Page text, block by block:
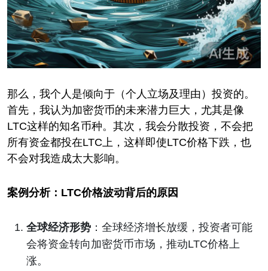
那么，我个人是倾向于（个人立场及理由）投资的。
首先，我认为加密货币的未来潜力巨大，尤其是像
LTC这样的知名币种。其次，我会分散投资，不会把
所有资金都投在LTC上，这样即使LTC价格下跌，也
不会对我造成太大影响。
案例分析：LTC价格波动背后的原因
全球经济形势 ：全球经济增长放缓，投资者可能
会将资金转向加密货币市场，推动LTC价格上
涨。